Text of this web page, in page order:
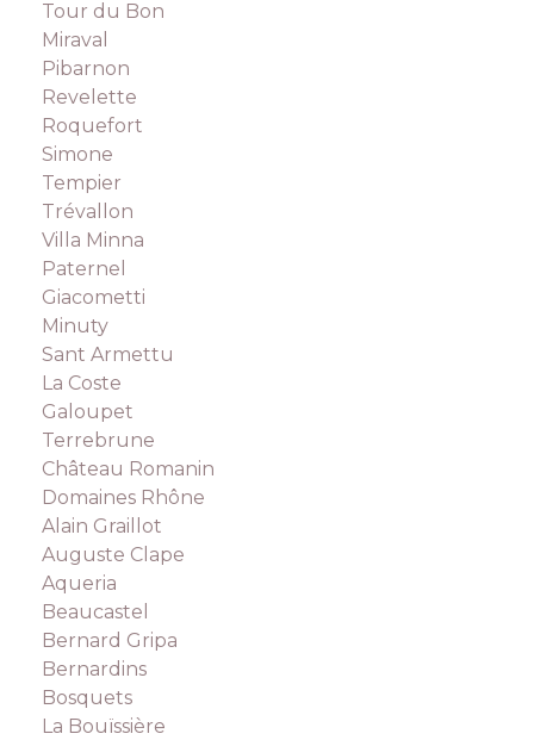
Tour du Bon
Miraval
Pibarnon
Revelette
Roquefort
Simone
Tempier
Trévallon
Villa Minna
Paternel
Giacometti
Minuty
Sant Armettu
La Coste
Galoupet
Terrebrune
Château Romanin
Domaines Rhône
Alain Graillot
Auguste Clape
Aqueria
Beaucastel
Bernard Gripa
Bernardins
Bosquets
La Bouïssière